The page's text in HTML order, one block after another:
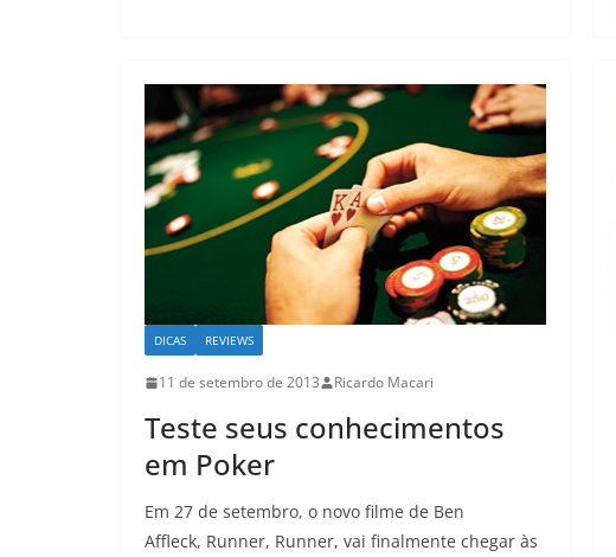
DICAS REVIEWS
11 de setembro de 2013 Ricardo Macari
Teste seus conhecimentos
em Poker
Em 27 de setembro, o novo filme de Ben
Affleck, Runner, Runner, vai finalmente chegar às